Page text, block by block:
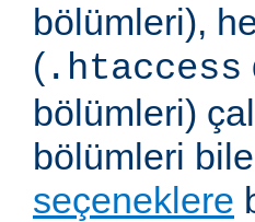
bölümleri),
( .htaccess
bölümleri)
bölümleri
seçeneklere